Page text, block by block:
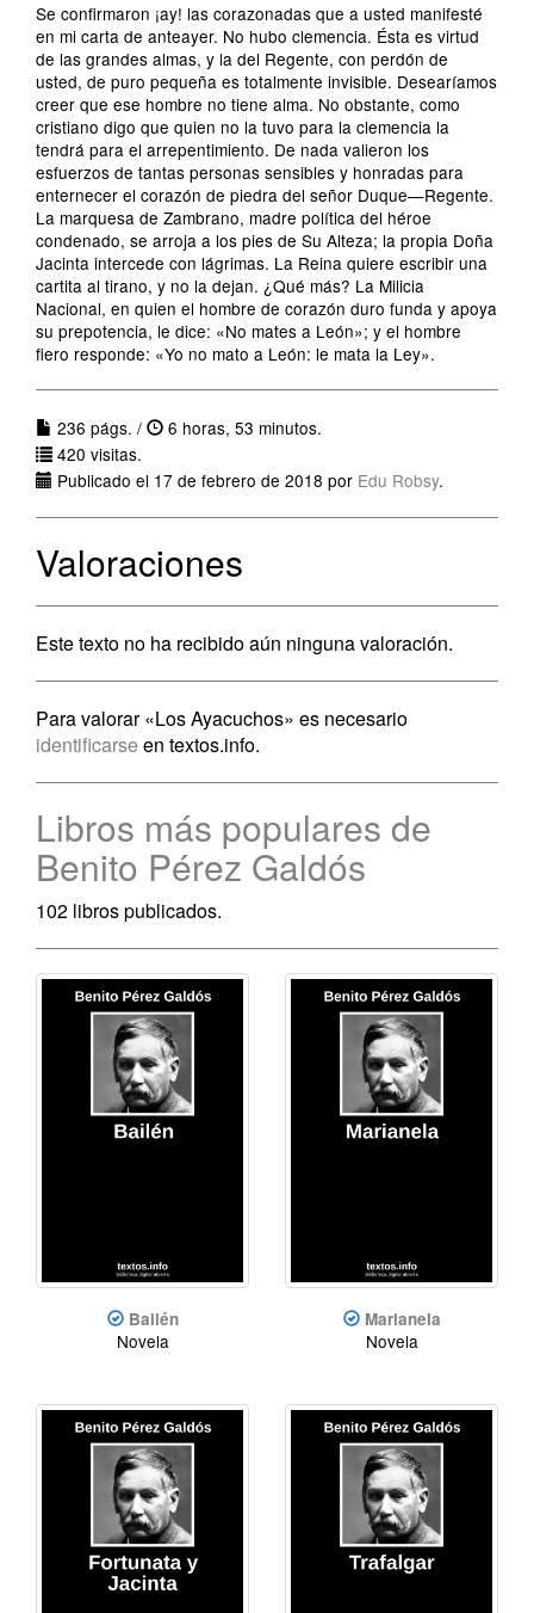
Se confirmaron ¡ay! las corazonadas que a usted manifesté
en mi carta de anteayer. No hubo clemencia. Ésta es virtud
de las grandes almas, y la del Regente, con perdón de
usted, de puro pequeña es totalmente invisible. Desearíamos
creer que ese hombre no tiene alma. No obstante, como
cristiano digo que quien no la tuvo para la clemencia la
tendrá para el arrepentimiento. De nada valieron los
esfuerzos de tantas personas sensibles y honradas para
enternecer el corazón de piedra del señor Duque—Regente.
La marquesa de Zambrano, madre política del héroe
condenado, se arroja a los pies de Su Alteza; la propia Doña
Jacinta intercede con lágrimas. La Reina quiere escribir una
cartita al tirano, y no la dejan. ¿Qué más? La Milicia
Nacional, en quien el hombre de corazón duro funda y apoya
su prepotencia, le dice: «No mates a León»; y el hombre
fiero responde: «Yo no mato a León: le mata la Ley».
236 págs. /
6 horas, 53 minutos.
420 visitas.
Publicado el 17 de febrero de 2018 por Edu Robsy.
Valoraciones
Este texto no ha recibido aún ninguna valoración.
Para valorar «Los Ayacuchos» es necesario
identificarse en textos.info.
Libros más populares de
Benito Pérez Galdós
102 libros publicados.
Bailén
Novela
Marianela
Novela